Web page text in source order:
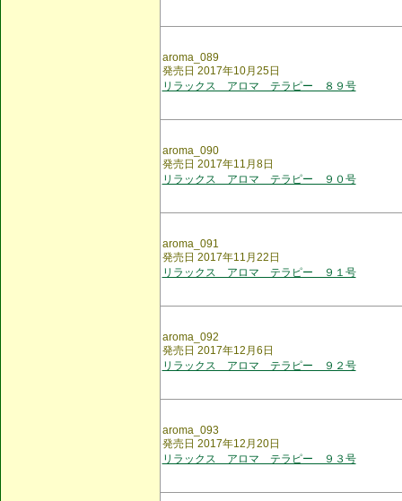
aroma_089
発売日 2017年10月25日
リラックス アロマ テラピー ８９号
aroma_090
発売日 2017年11月8日
リラックス アロマ テラピー ９０号
aroma_091
発売日 2017年11月22日
リラックス アロマ テラピー ９１号
aroma_092
発売日 2017年12月6日
リラックス アロマ テラピー ９２号
aroma_093
発売日 2017年12月20日
リラックス アロマ テラピー ９３号